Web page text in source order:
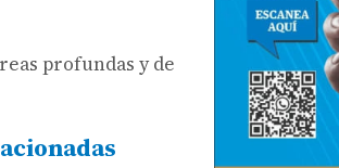
profundas y de